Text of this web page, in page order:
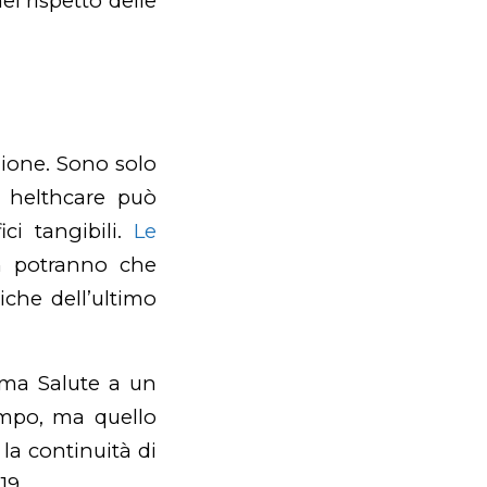
Sono solo
può
tangibili. Le
potranno che
dell’ultimo
Salute a un
ma quello
continuità di